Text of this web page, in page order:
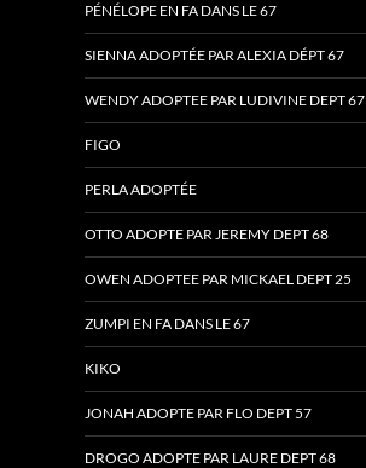
PÉNÉLOPE EN FA DANS LE 67
SIENNA ADOPTÉE PAR ALEXIA DÉPT 67
WENDY ADOPTEE PAR LUDIVINE DEPT 67
FIGO
PERLA ADOPTÉE
OTTO ADOPTE PAR JEREMY DEPT 68
OWEN ADOPTEE PAR MICKAEL DEPT 25
ZUMPI EN FA DANS LE 67
KIKO
JONAH ADOPTE PAR FLO DEPT 57
DROGO ADOPTE PAR LAURE DEPT 68